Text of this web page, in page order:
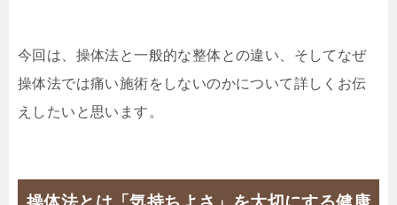
今回は、操体法と一般的な整体との違い、そしてなぜ
操体法では痛い施術をしないのかについて詳しくお伝
えしたいと思います。